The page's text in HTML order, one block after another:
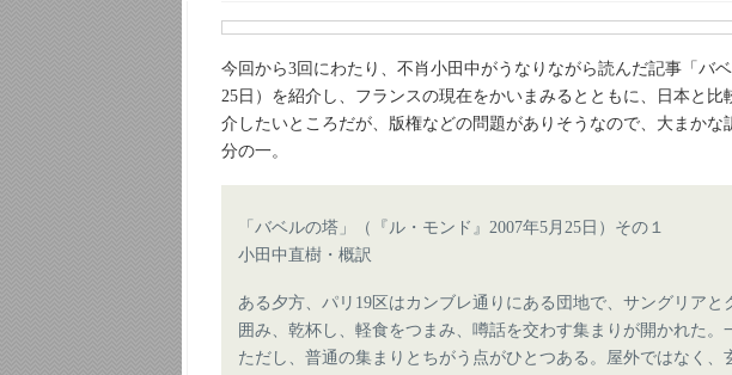
今回から3回にわたり、不肖小田中がうなりながら読んだ記事「バ
25日）を紹介し、フランスの現在をかいまみるとともに、日本と
介したいところだが、版権などの問題がありそうなので、大まか
分の一。
「バベルの塔」（『ル・モンド』2007年5月25日）その１
小田中直樹・概訳
ある夕方、パリ19区はカンブレ通りにある団地で、サングリア
囲み、乾杯し、軽食をつまみ、噂話を交わす集まりが開かれた。
ただし、普通の集まりとちがう点がひとつある。屋外ではなく、